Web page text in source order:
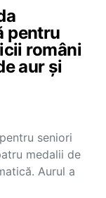
pentru
români
aur și
seniori
medalii de
Aurul a